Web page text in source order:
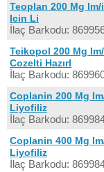
Teoplan 200 Mg
Icin Li
İlaç Barkodu:
Teikopol 200 Mg
Cozelti Hazırl
İlaç Barkodu:
Coplanin 200 Mg
Liyofiliz
İlaç Barkodu:
Coplanin 400 Mg
Liyofiliz
İlaç Barkodu: